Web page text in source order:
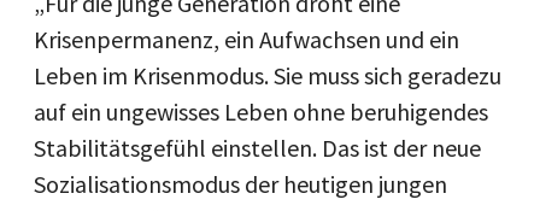
Krisenpermanenz, ein Aufwachsen und ein
Leben im Krisenmodus. Sie muss sich geradezu
auf ein ungewisses Leben ohne beruhigendes
Stabilitätsgefühl einstellen. Das ist der neue
Sozialisationsmodus der heutigen jungen